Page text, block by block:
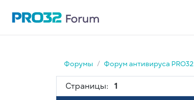
Форумы Форум антивируса PRO32
Страницы: 1